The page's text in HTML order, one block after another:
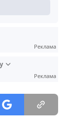
Реклама
Реклама